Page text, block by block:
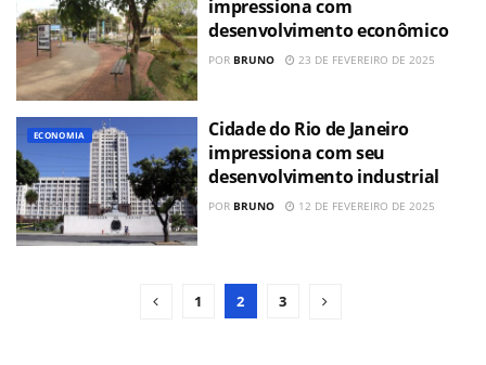
impressiona com
desenvolvimento econômico
POR BRUNO 23 DE FEVEREIRO DE 2025
ECONOMIA
Cidade do Rio de Janeiro
impressiona com seu
desenvolvimento industrial
POR BRUNO 12 DE FEVEREIRO DE 2025
1 2 3